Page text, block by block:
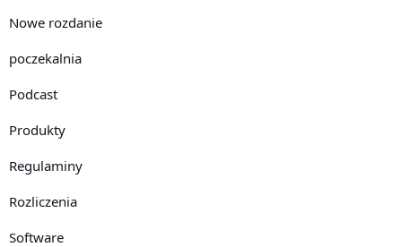
Nowe rozdanie
poczekalnia
Podcast
Produkty
Regulaminy
Rozliczenia
Software